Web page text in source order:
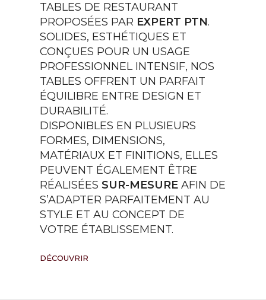
TABLES DE RESTAURANT
PROPOSÉES PAR EXPERT PTN.
SOLIDES, ESTHÉTIQUES ET
CONÇUES POUR UN USAGE
PROFESSIONNEL INTENSIF, NOS
TABLES OFFRENT UN PARFAIT
ÉQUILIBRE ENTRE DESIGN ET
DURABILITÉ.
DISPONIBLES EN PLUSIEURS
FORMES, DIMENSIONS,
MATÉRIAUX ET FINITIONS, ELLES
PEUVENT ÉGALEMENT ÊTRE
RÉALISÉESSUR-MESURE AFIN DE
S’ADAPTER PARFAITEMENT AU
STYLE ET AU CONCEPT DE
VOTRE ÉTABLISSEMENT.
DÉCOUVRIR